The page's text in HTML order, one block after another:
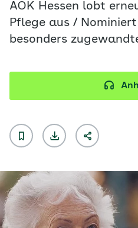
AOK Hessen lobt
Pflege aus /
besonders